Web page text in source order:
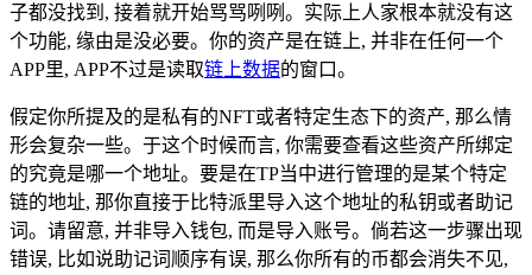
子都没找到, 接着就开始骂骂咧咧。实际上人家根本就没有这
个功能, 缘由是没必要。你的资产是在链上, 并非在任何一个
APP里, APP不过是读取链上数据的窗口。
假定你所提及的是私有的NFT或者特定生态下的资产, 那么情
形会复杂一些。于这个时候而言, 你需要查看这些资产所绑定
的究竟是哪一个地址。要是在TP当中进行管理的是某个特定
链的地址, 那你直接于比特派里导入这个地址的私钥或者助记
词。请留意, 并非导入钱包, 而是导入账号。倘若这一步骤出现
错误, 比如说助记词顺序有误, 那么你所有的币都会消失不见,